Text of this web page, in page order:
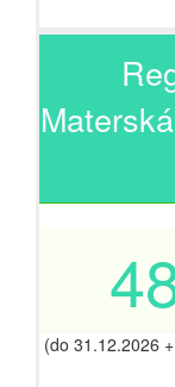
(do 31.12.2026